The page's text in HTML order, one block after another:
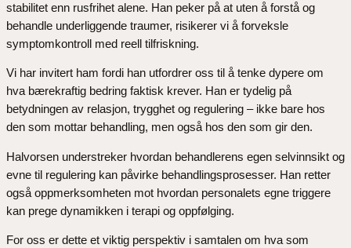
stabilitet enn rusfrihet alene. Han peker på at uten å forstå og
behandle underliggende traumer, risikerer vi å forveksle
symptomkontroll med reell tilfriskning.
Vi har invitert ham fordi han utfordrer oss til å tenke dypere om
hva bærekraftig bedring faktisk krever. Han er tydelig på
betydningen av relasjon, trygghet og regulering – ikke bare hos
den som mottar behandling, men også hos den som gir den.
Halvorsen understreker hvordan behandlerens egen selvinnsikt og
evne til regulering kan påvirke behandlingsprosesser. Han retter
også oppmerksomheten mot hvordan personalets egne triggere
kan prege dynamikken i terapi og oppfølging.
For oss er dette et viktig perspektiv i samtalen om hva som